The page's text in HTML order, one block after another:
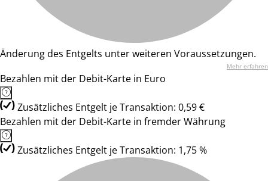
Änderung des Entgelts unter weiteren Voraussetzungen.
Mehr erfahren
Bezahlen mit der Debit-Karte in Euro
Zusätzliches Entgelt je Transaktion: 0,59 €
Bezahlen mit der Debit-Karte in fremder Währung
Zusätzliches Entgelt je Transaktion: 1,75 %